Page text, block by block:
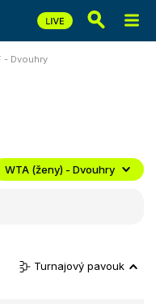
- Dvouhry
WTA (ženy) - Dvouhry
Turnajový pavouk